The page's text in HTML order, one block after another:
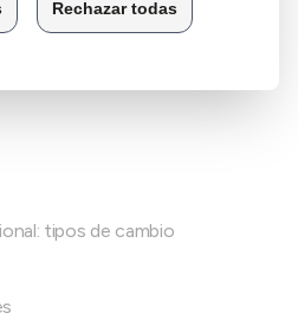
tipos de cambio